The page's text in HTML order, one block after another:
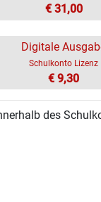
€ 31,00
Digitale
Schulkonto Lizenz
€ 9,30
des